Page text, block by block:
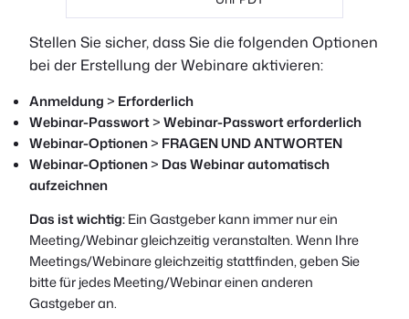
Stellen Sie sicher, dass Sie die folgenden Optionen
bei der Erstellung der Webinare aktivieren:
Anmeldung> Erforderlich
Webinar-Passwort>Webinar-Passwort erforderlich
Webinar-Optionen> FRAGEN UND ANTWORTEN
Webinar-Optionen> Das Webinar automatisch
aufzeichnen
Das ist wichtig:Ein Gastgeber kann immer nur ein
Meeting/Webinar gleichzeitig veranstalten. Wenn Ihre
Meetings/Webinare gleichzeitig stattfinden, geben Sie
bitte für jedes Meeting/Webinar einen anderen
Gastgeber an.